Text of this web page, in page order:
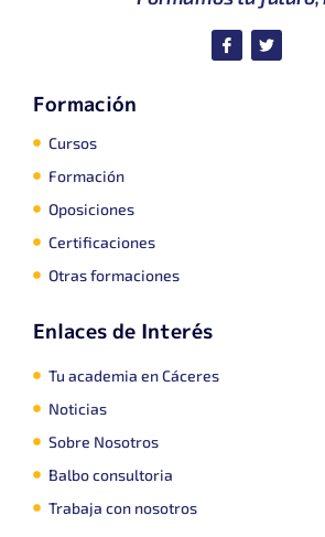
Formación
Cursos
Formación
Oposiciones
Certificaciones
Otras formaciones
Enlaces de Interés
Tu academia en Cáceres
Noticias
Sobre Nosotros
Balbo consultoria
Trabaja con nosotros